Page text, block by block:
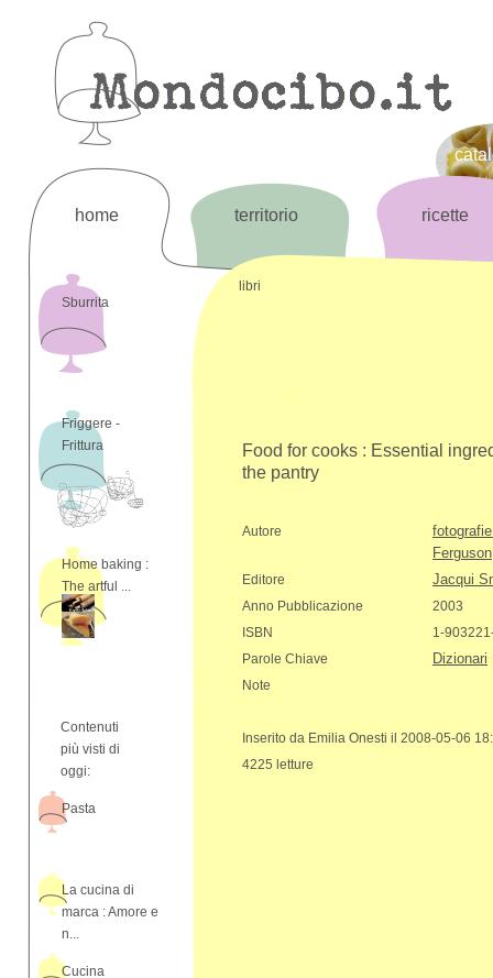
home territorio ricette
Sburrita
Friggere -
Frittura
Home baking :
The artful ...
Contenuti
più visti di
oggi:
Pasta
La cucina di
marca : Amore e
n...
Cucina
libri
Food for cooks : Essential
the pantry
Autore
Ferguson
Editore Jacqui
Anno Pubblicazione
2003
ISBN
1-
Parole Chiave
Dizionari
Note
Inserito da Emilia Onesti il 2008-05-06
4225 letture